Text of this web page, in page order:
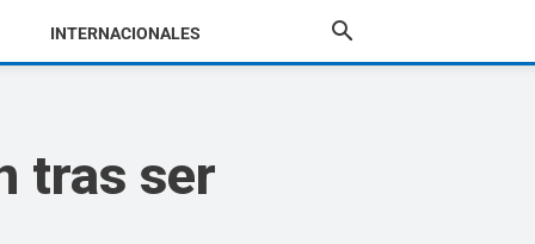
INTERNACIONALES
tras ser